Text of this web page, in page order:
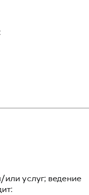
или услуг; ведение